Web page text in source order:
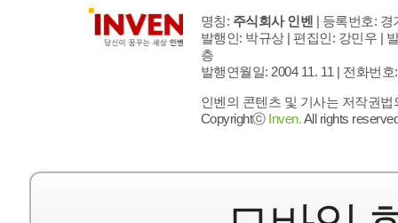
명칭: 주식회사 인벤 | 등록번호: 경
발행인: 박규상 | 편집인: 강민우 |
층
발행연월일: 2004 11. 11 | 전화번호
인벤의 콘텐츠 및 기사는 저작권
Copyrightⓒ Inven.All rights